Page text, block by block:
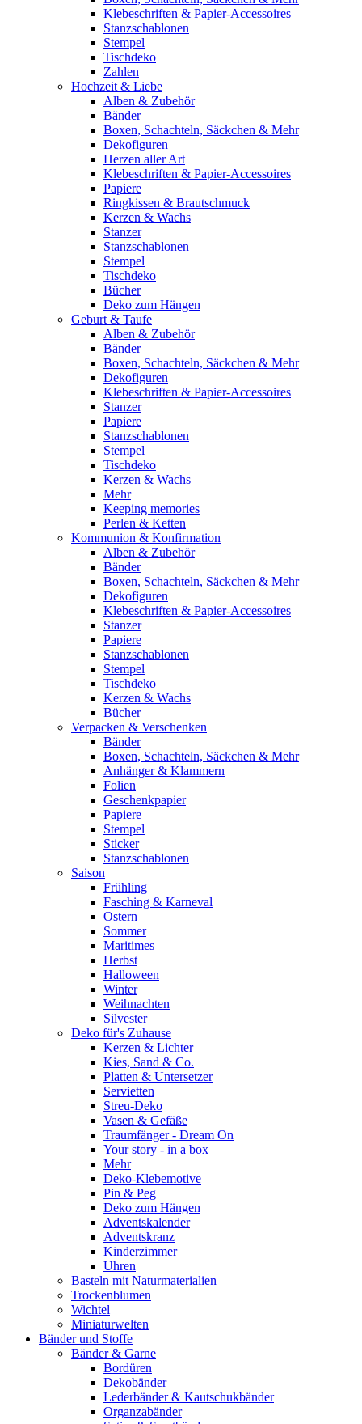
Klebeschriften & Papier-Accessoires
Stanzschablonen
Stempel
Tischdeko
Zahlen
Hochzeit & Liebe
Alben & Zubehör
Bänder
Boxen, Schachteln, Säckchen & Mehr
Dekofiguren
Herzen aller Art
Klebeschriften & Papier-Accessoires
Papiere
Ringkissen & Brautschmuck
Kerzen & Wachs
Stanzer
Stanzschablonen
Stempel
Tischdeko
Bücher
Deko zum Hängen
Geburt & Taufe
Alben & Zubehör
Bänder
Boxen, Schachteln, Säckchen & Mehr
Dekofiguren
Klebeschriften & Papier-Accessoires
Stanzer
Papiere
Stanzschablonen
Stempel
Tischdeko
Kerzen & Wachs
Mehr
Keeping memories
Perlen & Ketten
Kommunion & Konfirmation
Alben & Zubehör
Bänder
Boxen, Schachteln, Säckchen & Mehr
Dekofiguren
Klebeschriften & Papier-Accessoires
Stanzer
Papiere
Stanzschablonen
Stempel
Tischdeko
Kerzen & Wachs
Bücher
Verpacken & Verschenken
Bänder
Boxen, Schachteln, Säckchen & Mehr
Anhänger & Klammern
Folien
Geschenkpapier
Papiere
Stempel
Sticker
Stanzschablonen
Saison
Frühling
Fasching & Karneval
Ostern
Sommer
Maritimes
Herbst
Halloween
Winter
Weihnachten
Silvester
Deko für's Zuhause
Kerzen & Lichter
Kies, Sand & Co.
Platten & Untersetzer
Servietten
Streu-Deko
Vasen & Gefäße
Traumfänger - Dream On
Your story - in a box
Mehr
Deko-Klebemotive
Pin & Peg
Deko zum Hängen
Adventskalender
Adventskranz
Kinderzimmer
Uhren
Basteln mit Naturmaterialien
Trockenblumen
Wichtel
Miniaturwelten
Bänder und Stoffe
Bänder & Garne
Bordüren
Dekobänder
Lederbänder & Kautschukbänder
Organzabänder